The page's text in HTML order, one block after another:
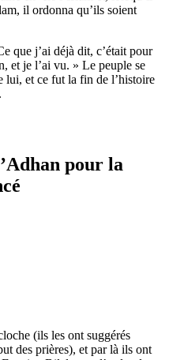
il ordonna qu’ils soient
que j’ai déjà dit, c’était pour
et je l’ai vu. » Le peuple se
lui, et ce fut la fin de l’histoire
pour la
(ils les ont suggérés
des prières), et par là ils ont